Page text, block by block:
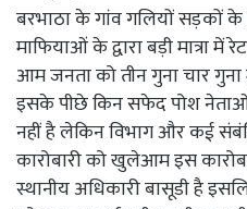
बरभाठा के गांव गलियों सड़कों के
माफियाओं के द्वारा बड़ी मात्रा
आम जनता को तीन गुना चार
इसके पीछे किन सफेद पोश
नहीं है लेकिन विभाग और कई
कारोबारी को खुलेआम इस
स्थानीय अधिकारी बासूडी है